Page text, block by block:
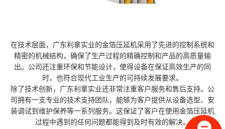
在技术层面，广东利拿实业的金箔压延机采用了先进的控制系统和
精密的机械结构，确保了生产过程的精确控制和产品的高质量输
出。公司还注重环保和节能设计，使得设备在保证高效生产的同
时，也符合现代工业生产的可持续发展要求。
除了技术创新，广东利拿实业还非常注重客户服务和售后支持。公
司拥有一支专业的技术支持团队，能够为客户提供从设备选型、安
装调试到维护保养等一系列服务。这保证了客户在使用金箔压延机
过程中遇到的任何问题都能得到及时有效的解决。